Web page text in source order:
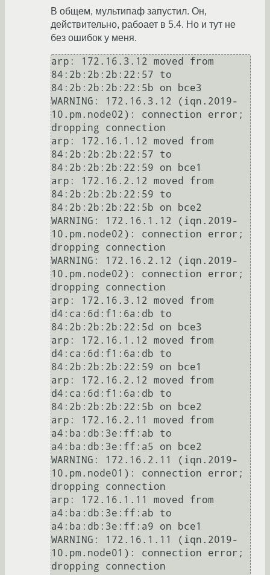
В общем, мультипаф запустил. Он,
действительно, рабоает в 5.4. Но и тут не
без ошибок у меня.
arp: 172.16.3.12 moved from
84:2b:2b:2b:22:57 to
84:2b:2b:2b:22:5b on bce3
WARNING: 172.16.3.12 (iqn.2019-
10.pm.node02): connection error;
dropping connection
arp: 172.16.1.12 moved from
84:2b:2b:2b:22:57 to
84:2b:2b:2b:22:59 on bce1
arp: 172.16.2.12 moved from
84:2b:2b:2b:22:59 to
84:2b:2b:2b:22:5b on bce2
WARNING: 172.16.1.12 (iqn.2019-
10.pm.node02): connection error;
dropping connection
WARNING: 172.16.2.12 (iqn.2019-
10.pm.node02): connection error;
dropping connection
arp: 172.16.3.12 moved from
d4:ca:6d:f1:6a:db to
84:2b:2b:2b:22:5d on bce3
arp: 172.16.1.12 moved from
d4:ca:6d:f1:6a:db to
84:2b:2b:2b:22:59 on bce1
arp: 172.16.2.12 moved from
d4:ca:6d:f1:6a:db to
84:2b:2b:2b:22:5b on bce2
arp: 172.16.2.11 moved from
a4:ba:db:3e:ff:ab to
a4:ba:db:3e:ff:a5 on bce2
WARNING: 172.16.2.11 (iqn.2019-
10.pm.node01): connection error;
dropping connection
arp: 172.16.1.11 moved from
a4:ba:db:3e:ff:ab to
a4:ba:db:3e:ff:a9 on bce1
WARNING: 172.16.1.11 (iqn.2019-
10.pm.node01): connection error;
dropping connection